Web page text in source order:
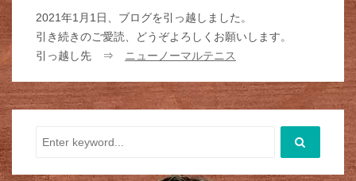
2021年1月1日、ブログを引っ越しました。
引き続きのご愛読、どうぞよろしくお願いします。
引っ越し先 ⇒
ニューノーマルテニス